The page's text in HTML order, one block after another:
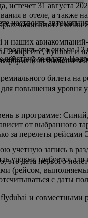
31 августа
настроить
его еще на 12
действие за плату.
в отеле, а также
начисляются мили
наших авиакомпаний-
3 месяца, или
Эмирейтс, flydubai
вы можете
билета
повышения уровня
в программе:
учетную запись в
уровня требуется
от выбранного
за перелеты
дата первого
(рейсом,
с даты
flydubai и